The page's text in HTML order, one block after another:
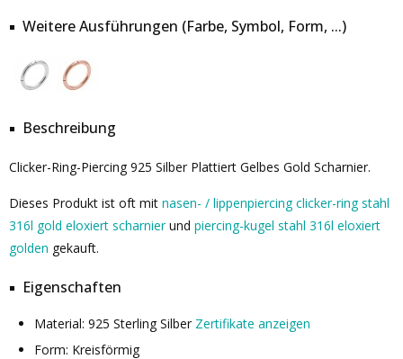
Weitere Ausführungen (Farbe, Symbol, Form, ...)
Beschreibung
Clicker-Ring-Piercing 925 Silber Plattiert Gelbes Gold Scharnier.
Dieses Produkt ist oft mit nasen- / lippenpiercing clicker-ring stahl
316l gold eloxiert scharnierund piercing-kugel stahl 316l eloxiert
golden gekauft.
Eigenschaften
Material: 925 Sterling Silber Zertifikate anzeigen
Form: Kreisförmig